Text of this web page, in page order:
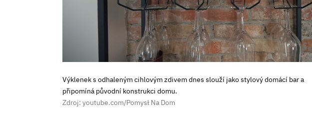
Výklenek s odhaleným cihlovým zdivem dnes slouží jako stylový domácí bar a
připomíná původní konstrukci domu.
Zdroj: youtube.com/Pomysł Na Dom